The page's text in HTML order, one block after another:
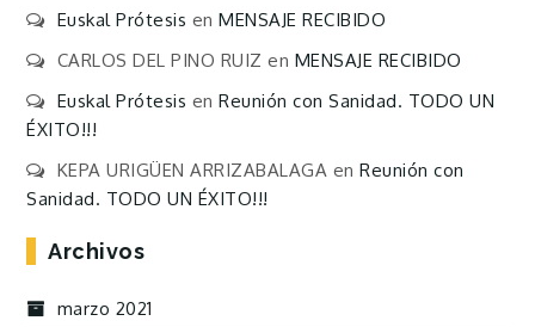
Euskal Prótesis enMENSAJE RECIBIDO
CARLOS DEL PINO RUIZ en MENSAJE RECIBIDO
Euskal Prótesis enReunión con Sanidad. TODO UN
ÉXITO!!!
KEPA URIGÜEN ARRIZABALAGA enReunión con
Sanidad. TODO UN ÉXITO!!!
Archivos
marzo 2021